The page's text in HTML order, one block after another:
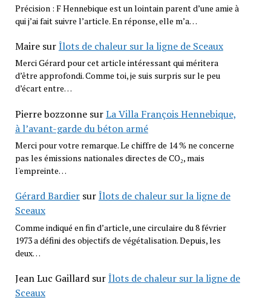
Précision : F Hennebique est un lointain parent d’une amie à
qui j’ai fait suivre l’article. En réponse, elle m’a…
MairesurÎlots de chaleur sur la ligne de Sceaux
Merci Gérard pour cet article intéressant qui méritera
d’être approfondi. Comme toi, je suis surpris sur le peu
d’écart entre…
Pierre bozzonnesurLa Villa François Hennebique,
à l’avant-garde du béton armé
Merci pour votre remarque. Le chiffre de 14 % ne concerne
pas les émissions nationales directes de CO₂, mais
l'empreinte…
Gérard BardiersurÎlots de chaleur sur la ligne de
Sceaux
Comme indiqué en fin d’article, une circulaire du 8 février
1973 a défini des objectifs de végétalisation. Depuis, les
deux…
Jean Luc GaillardsurÎlots de chaleur sur la ligne de
Sceaux